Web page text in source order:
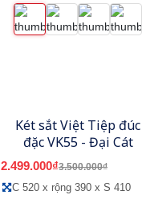
Két sắt Việt Tiệp đúc
đặc VK55 - Đại Cát
2.499.000₫3.500.000₫
C 520 x rộng 390 x S 410